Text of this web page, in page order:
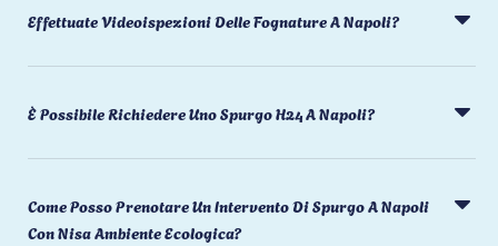
Effettuate Videoispezioni Delle Fognature A Napoli?
È Possibile Richiedere Uno Spurgo H24 A Napoli?
Come Posso Prenotare Un Intervento Di Spurgo A Napoli
Con Nisa Ambiente Ecologica?